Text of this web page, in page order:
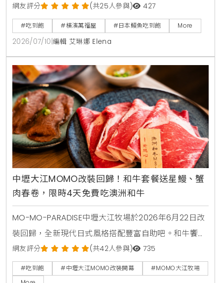
大人費用只要3980日圓，折合台幣千元有找。店內採
用日式七輪炭火現烤風格，菜單更包含本鮪魚與鮭魚腹
肉等豐富海鮮，是今年夏天日本自由行不容錯過的超高
CP值美食選擇。
網友評分 (共25人參與) 427
#吃到飽 #橫濱萬福屋 #日本鰻魚吃到飽 More
2026/07/10 編輯 艾琳娜 Elena
中壢大江MOMO改裝回歸！和牛套餐送星鰻、蟹
肉春卷，限時4天免費吃澳洲和牛
MO-MO-PARADISE中壢大江牧場於2026年6月22日改
裝回歸，全新現代日式風格搭配豐富自助吧。和牛饗宴
套餐同步推出星鰻一本揚與蟹肉奶油春卷兩款全新一品
料理。6月22日至6月25日限時4天，每日前50名現場
排隊入場用餐者，免費送澳洲和牛肉盤一份。
網友評分 (共42人參與) 735
#吃到飽 #中壢大江MOMO改裝開幕
#MOMO大江牧場